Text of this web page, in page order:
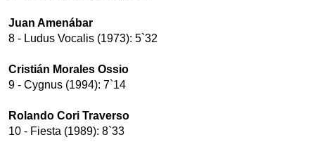
Juan Amenábar
8 - Ludus Vocalis (1973): 5`32
Cristián Morales Ossio
9 - Cygnus (1994): 7`14
Rolando Cori Traverso
10 - Fiesta (1989): 8`33